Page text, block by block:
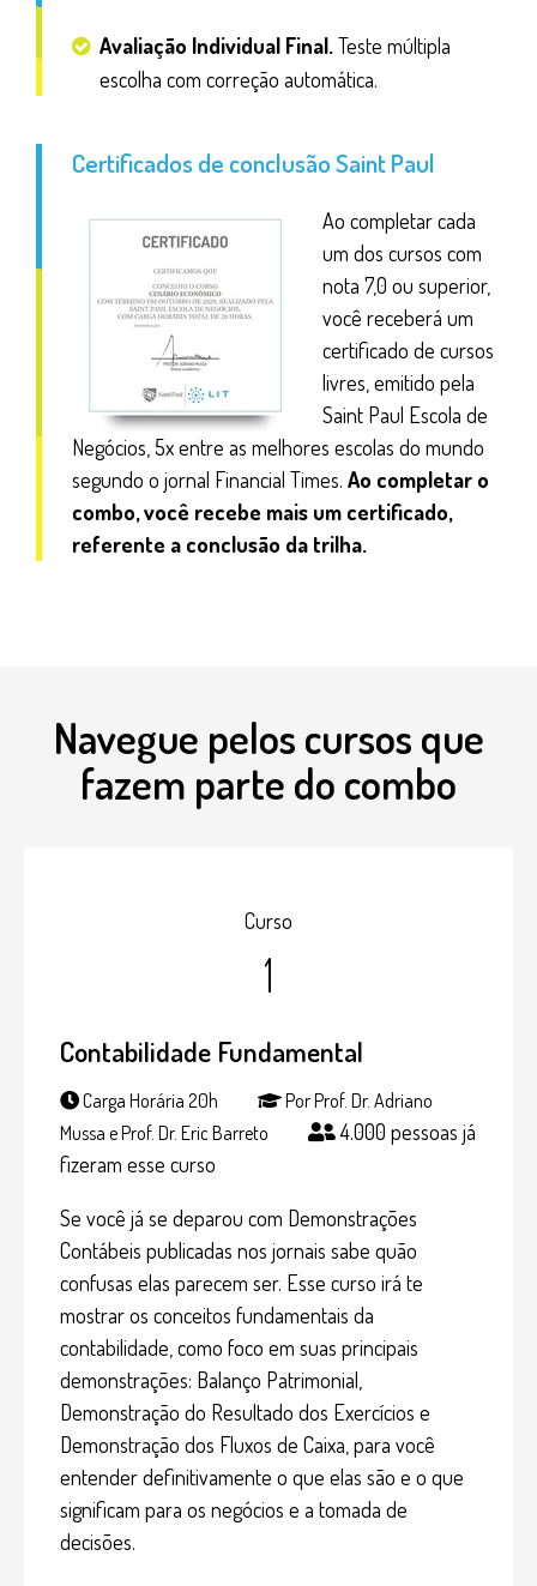
Avaliação Individual Final.Teste múltipla
escolha com correção automática.
Certificados de conclusão Saint Paul
Ao completar cada
um dos cursos com
nota 7,0 ou superior,
você receberá um
certificado de cursos
livres, emitido pela
Saint Paul Escola de
Negócios, 5x entre as melhores escolas do mundo
segundo o jornal Financial Times. Ao completar o
combo, você recebe mais um certificado,
referente a conclusão da trilha.
Navegue pelos cursos que
fazem parte do combo
Curso
1
Contabilidade Fundamental
Carga Horária 20h
Por Prof. Dr. Adriano
Mussa e Prof. Dr. Eric Barreto
4.000 pessoas já
fizeram esse curso
Se você já se deparou com Demonstrações
Contábeis publicadas nos jornais sabe quão
confusas elas parecem ser. Esse curso irá te
mostrar os conceitos fundamentais da
contabilidade, como foco em suas principais
demonstrações: Balanço Patrimonial,
Demonstração do Resultado dos Exercícios e
Demonstração dos Fluxos de Caixa, para você
entender definitivamente o que elas são e o que
significam para os negócios e a tomada de
decisões.